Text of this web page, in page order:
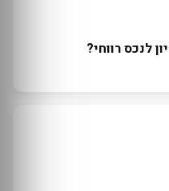
לנכס רווחי?